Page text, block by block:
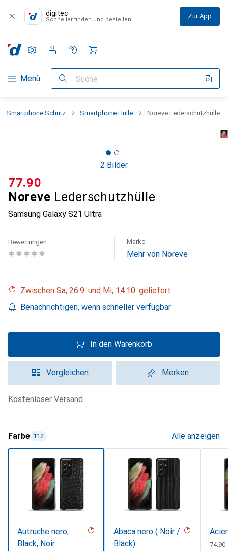
digitec
Schneller finden und bestellen Zur App
Navigation nach Kategorien
Menü Suche
Einstellungen
Kundenkonto
Vergleichslisten
Merklisten
Warenkorb
Smartphone Schutz Smartphone Hülle Noreve Lederschutzhülle
2 Bilder
Noreve Lederschutzhülle
Samsung Galaxy S21 Ultra
CHF
77.90
Bewertungen Marke
Mehr von Noreve
Zwischen Sa, 26.9. und Mi, 14.10. geliefert
Benachrichtigen, wenn schneller verfügbar
In den Warenkorb
Vergleichen Merken
kostenloser Versand
Farbe 112 Alle anzeigen
Autruche nero,
Black, Noir
Abaca nero ( Noir /
Black)
CHF
74.90